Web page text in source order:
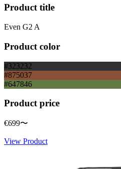
Product title
Even G2 A
Product color
#323232
#875037
#647846
Product price
€699〜
View Product